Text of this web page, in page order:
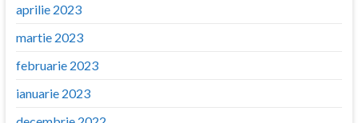
aprilie 2023
martie 2023
februarie 2023
ianuarie 2023